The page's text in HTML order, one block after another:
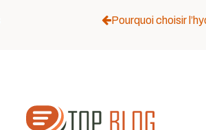
Pourquoi choisir